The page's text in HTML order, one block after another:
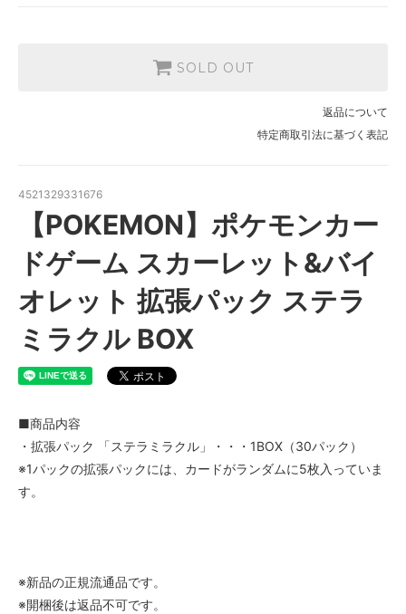
SOLD OUT
返品について
特定商取引法に基づく表記
4521329331676
【POKEMON】ポケモンカー
ドゲーム スカーレット&バイ
オレット 拡張パック ステラ
ミラクル BOX
■商品内容
・拡張パック 「ステラミラクル」・・・1BOX（30パック）
※1パックの拡張パックには、カードがランダムに5枚入っていま
す。
※新品の正規流通品です。
※開梱後は返品不可です。